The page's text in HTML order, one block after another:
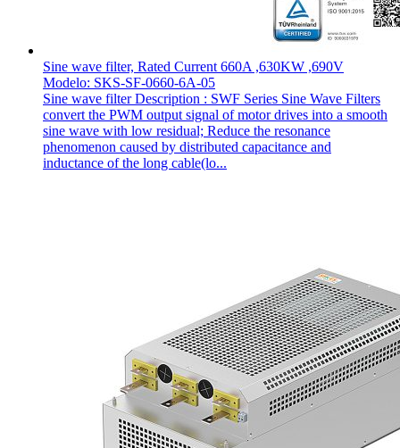
Sine wave filter, Rated Current 660A ,630KW ,690V
Modelo: SKS-SF-0660-6A-05
Sine wave filter Description : SWF Series Sine Wave Filters
convert the PWM output signal of motor drives into a smooth
sine wave with low residual; Reduce the resonance
phenomenon caused by distributed capacitance and
inductance of the long cable(lo...